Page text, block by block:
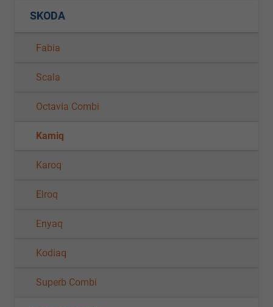
SKODA
Fabia
Scala
Octavia Combi
Kamiq
Karoq
Elroq
Enyaq
Kodiaq
Superb Combi